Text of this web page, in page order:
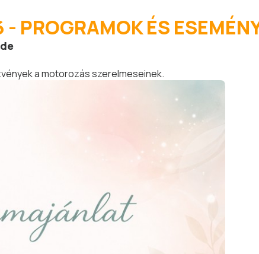
PROGRAMOK ÉS
a motorozás szerelmeseinek.